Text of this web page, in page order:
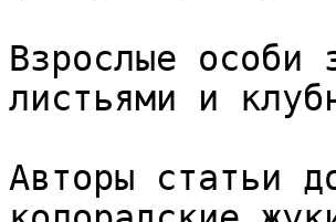
Взрослые особи
листьями и
Авторы статьи